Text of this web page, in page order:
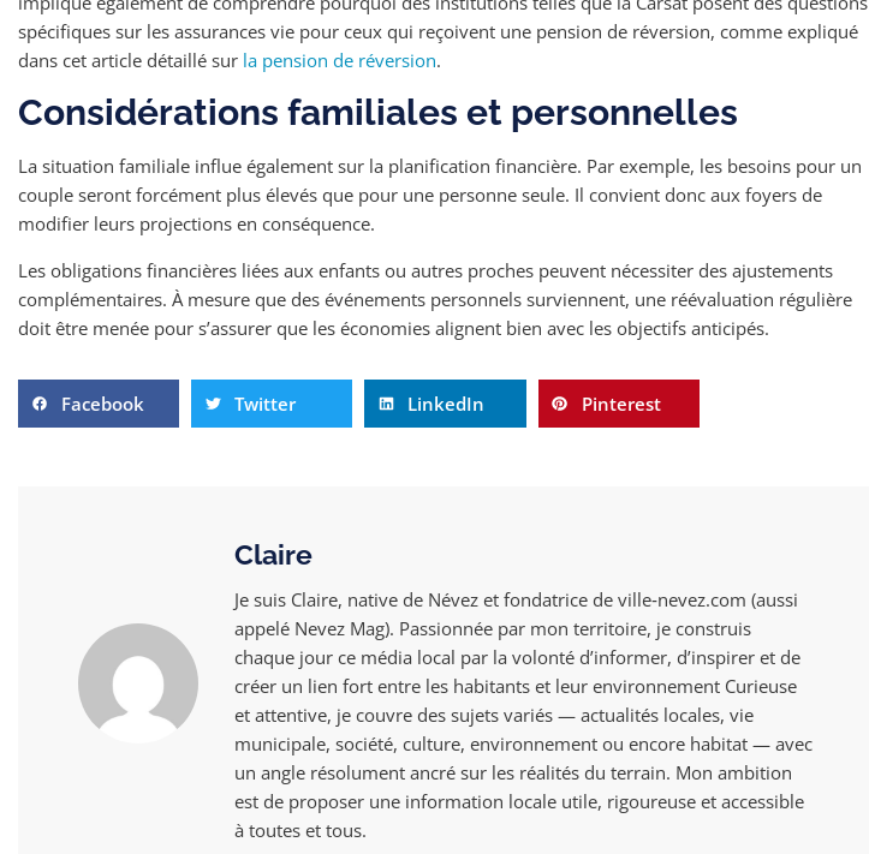
spécifiques sur les assurances vie pour ceux qui reçoivent une pension de réversion, comme expliqué
dans cet article détaillé sur la pension de réversion.
Considérations familiales et personnelles
La situation familiale influe également sur la planification financière. Par exemple, les besoins pour un
couple seront forcément plus élevés que pour une personne seule. Il convient donc aux foyers de
modifier leurs projections en conséquence.
Les obligations financières liées aux enfants ou autres proches peuvent nécessiter des ajustements
complémentaires. À mesure que des événements personnels surviennent, une réévaluation régulière
doit être menée pour s’assurer que les économies alignent bien avec les objectifs anticipés.
Facebook Twitter LinkedIn Pinterest
Claire
Je suis Claire, native de Névez et fondatrice de ville‑nevez.com (aussi
appelé Nevez Mag). Passionnée par mon territoire, je construis
chaque jour ce média local par la volonté d’informer, d’inspirer et de
créer un lien fort entre les habitants et leur environnement Curieuse
et attentive, je couvre des sujets variés — actualités locales, vie
municipale, société, culture, environnement ou encore habitat — avec
un angle résolument ancré sur les réalités du terrain. Mon ambition
est de proposer une information locale utile, rigoureuse et accessible
à toutes et tous.